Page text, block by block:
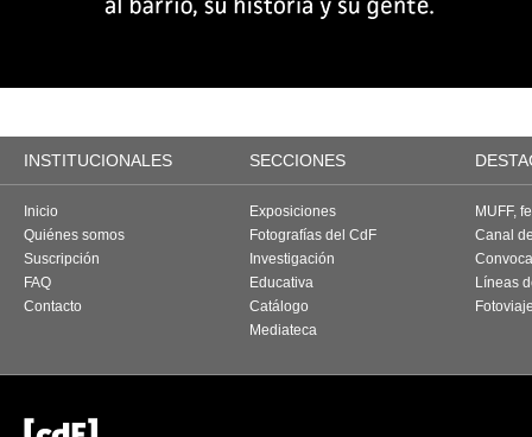
INSTITUCIONALES SECCIONES
Inicio
Quiénes somos
Suscripción
FAQ
Contacto
Exposiciones
Fotografías del CdF
Investigación
Educativa
Catálogo
Mediateca
MUFF,
Canal
Líneas